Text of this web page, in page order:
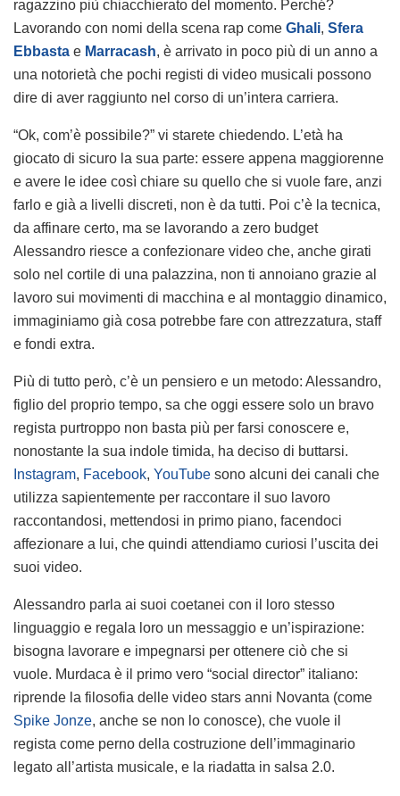
ragazzino più chiacchierato del momento. Perché?
Lavorando con nomi della scena rap come Ghali, Sfera
Ebbasta e Marracash, è arrivato in poco più di un anno a
una notorietà che pochi registi di video musicali possono
dire di aver raggiunto nel corso di un’intera carriera.
“Ok, com’è possibile?” vi starete chiedendo. L’età ha
giocato di sicuro la sua parte: essere appena maggiorenne
e avere le idee così chiare su quello che si vuole fare, anzi
farlo e già a livelli discreti, non è da tutti. Poi c’è la tecnica,
da affinare certo, ma se lavorando a zero budget
Alessandro riesce a confezionare video che, anche girati
solo nel cortile di una palazzina, non ti annoiano grazie al
lavoro sui movimenti di macchina e al montaggio dinamico,
immaginiamo già cosa potrebbe fare con attrezzatura, staff
e fondi extra.
Più di tutto però, c’è un pensiero e un metodo: Alessandro,
figlio del proprio tempo, sa che oggi essere solo un bravo
regista purtroppo non basta più per farsi conoscere e,
nonostante la sua indole timida, ha deciso di buttarsi.
Instagram, Facebook, YouTube sono alcuni dei canali che
utilizza sapientemente per raccontare il suo lavoro
raccontandosi, mettendosi in primo piano, facendoci
affezionare a lui, che quindi attendiamo curiosi l’uscita dei
suoi video.
Alessandro parla ai suoi coetanei con il loro stesso
linguaggio e regala loro un messaggio e un’ispirazione:
bisogna lavorare e impegnarsi per ottenere ciò che si
vuole. Murdaca è il primo vero “social director” italiano:
riprende la filosofia delle video stars anni Novanta (come
Spike Jonze, anche se non lo conosce), che vuole il
regista come perno della costruzione dell’immaginario
legato all’artista musicale, e la riadatta in salsa 2.0.